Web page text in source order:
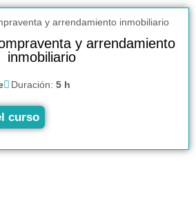
y arrendamiento
inmobiliario
Duración: 5 h
curso